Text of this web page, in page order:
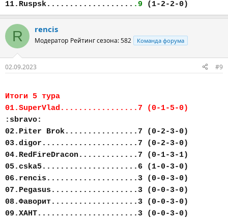
11.Ruspsk................... .9 (1-2-2-0)
R rencis
Модератор Рейтинг сезона: 582 Команда форума
02.09.2023 #9
Итоги 5 тура
01.SuperVlad.................7 (0-1-5-0)
:sbravo:
02.Piter Brok................7 (0-2-3-0)
03.digor.....................7 (0-2-3-0)
04.RedFireDracon.............7 (0-1-3-1)
05.cska5.....................6 (1-0-3-0)
06.rencis....................3 (0-0-3-0)
07.Pegasus...................3 (0-0-3-0)
08.Фаворит...................3 (0-0-3-0)
09.ХАНТ......................3 (0-0-3-0)